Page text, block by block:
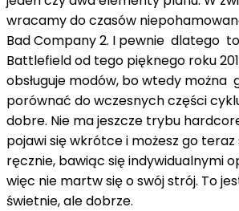
wracamy do czasów
Bad Company 2. I pewnie dlatego
Battlefield od tego pięknego roku
obsługuje modów, bo wtedy można
porównać do wczesnych części
dobre. Nie ma jeszcze trybu
pojawi się wkrótce i możesz go
ręcznie, bawiąc się indywidualnymi
więc nie martw się o swój strój. To
świetnie, ale dobrze.